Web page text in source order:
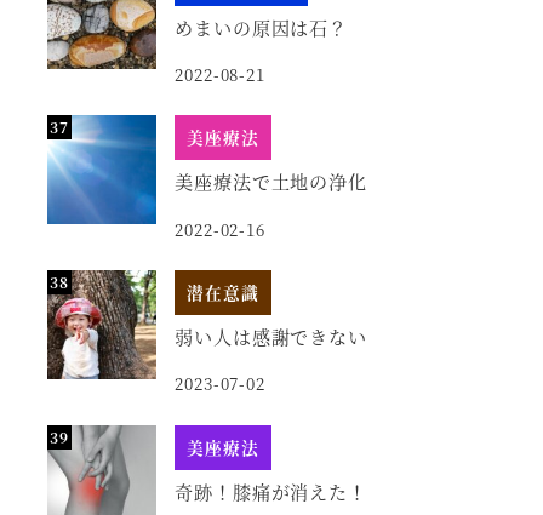
めまいの原因は石？
2022-08-21
美座療法
美座療法で土地の浄化
2022-02-16
潜在意識
弱い人は感謝できない
2023-07-02
美座療法
奇跡！膝痛が消えた！